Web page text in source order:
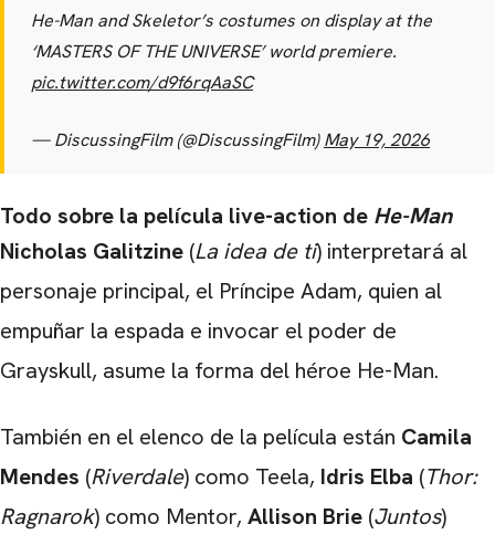
He-Man and Skeletor’s costumes on display at the
‘MASTERS OF THE UNIVERSE’ world premiere.
pic.twitter.com/d9f6rqAaSC
— DiscussingFilm (@DiscussingFilm)May 19, 2026
Todo sobre la película live-action de He-Man
Nicholas Galitzine (La idea de ti) interpretará al
personaje principal, el Príncipe Adam, quien al
empuñar la espada e invocar el poder de
Grayskull, asume la forma del héroe He-Man.
También en el elenco de la película están Camila
Mendes (Riverdale) como Teela, Idris Elba (Thor:
Ragnarok) como Mentor, Allison Brie (Juntos)
CARREGANDO PUBLICIDADE